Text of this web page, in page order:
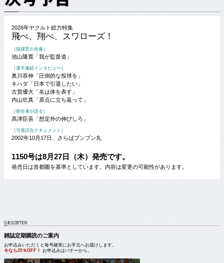
2026年ヤクルト総力特集
飛べ、翔べ、スワローズ！
［指揮官の肖像］
池山隆寛「我が監督道」
［選手連続インタビュー］
奥川恭伸「圧倒的な投球を」
キハダ「日本で引退したい」
古賀優大「名は体を表す」
内山壮真「原点に立ち返って」
［前任者が語る］
髙津臣吾「想定外の伸びしろ」
［引退試合ドキュメント］
2002年10月17日、さらばブンブン丸
1150号は8月27日（木）発売です。
発売日は首都圏を基準としています。内容は変更の可能性があります。
SUBSCRIPTION
雑誌定期購読のご案内
お申込みいただくと毎号確実にお手元へお届けします。
今なら25％OFF！ お申込みはバナーから。